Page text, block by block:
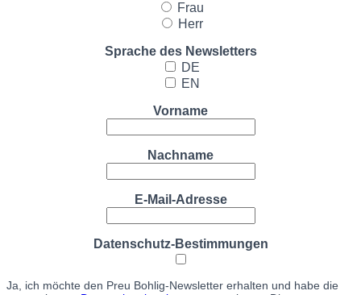
Frau
Herr
Sprache des Newsletters
DE
EN
Vorname
Nachname
E-Mail-Adresse
Datenschutz-Bestimmungen
Ja, ich möchte den Preu Bohlig-Newsletter erhalten und habe die